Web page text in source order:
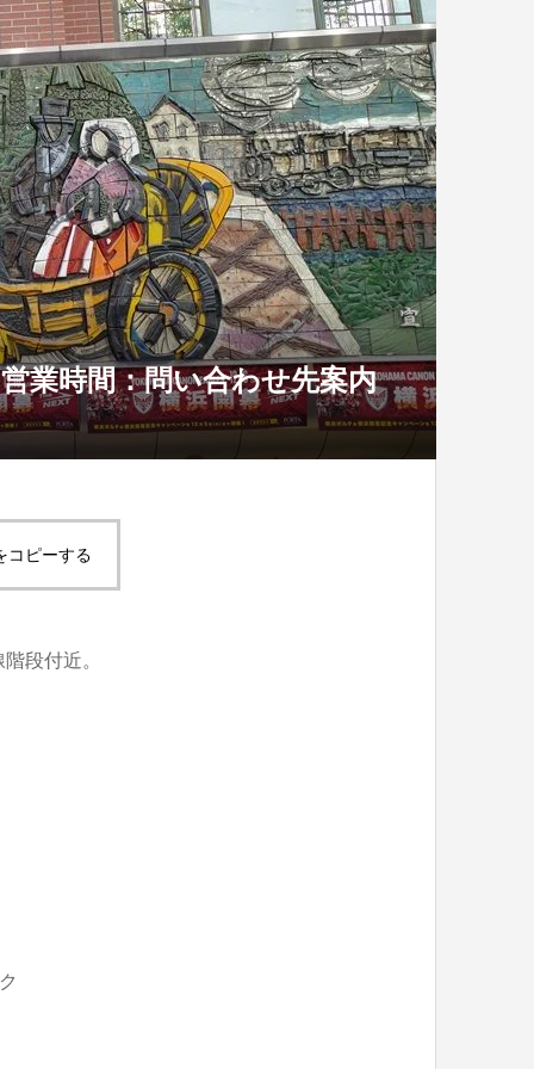
業時間：問い合わせ先案内
コピーする
段付近。